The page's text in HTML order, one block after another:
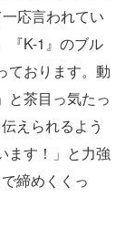
応言われてい
『K-1』のブル
ております。動
と茶目っ気たっ
えられるよう
ます！」と力強
締めくくっ